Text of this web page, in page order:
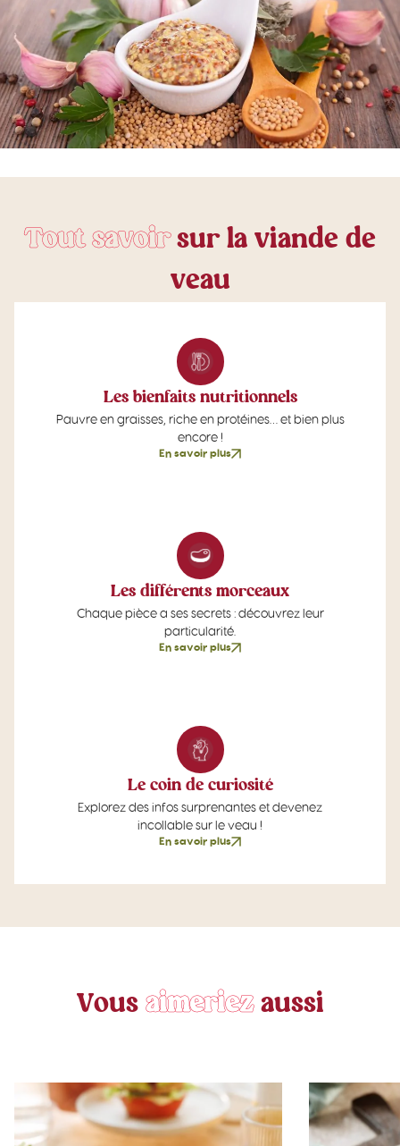
Toutsavoirsurlaviandede
veau
Les bienfaits nutritionnels
Pauvre en graisses, riche en protéines… et bien plus
encore !
En savoir plus
Les différents morceaux
Chaque pièce a ses secrets : découvrez leur
particularité.
En savoir plus
Le coin de curiosité
Explorez des infos surprenantes et devenez
incollable sur le veau !
En savoir plus
Vous aimeriez aussi